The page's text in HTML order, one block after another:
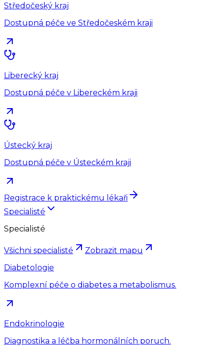
Středočeský kraj
Dostupná péče ve Středočeském kraji
Liberecký kraj
Dostupná péče v Libereckém kraji
Ústecký kraj
Dostupná péče v Ústeckém kraji
Registrace k praktickému lékaři
Specialisté
Specialisté
Všichni specialisté
Zobrazit mapu
Diabetologie
Komplexní péče o diabetes a metabolismus.
Endokrinologie
Diagnostika a léčba hormonálních poruch.